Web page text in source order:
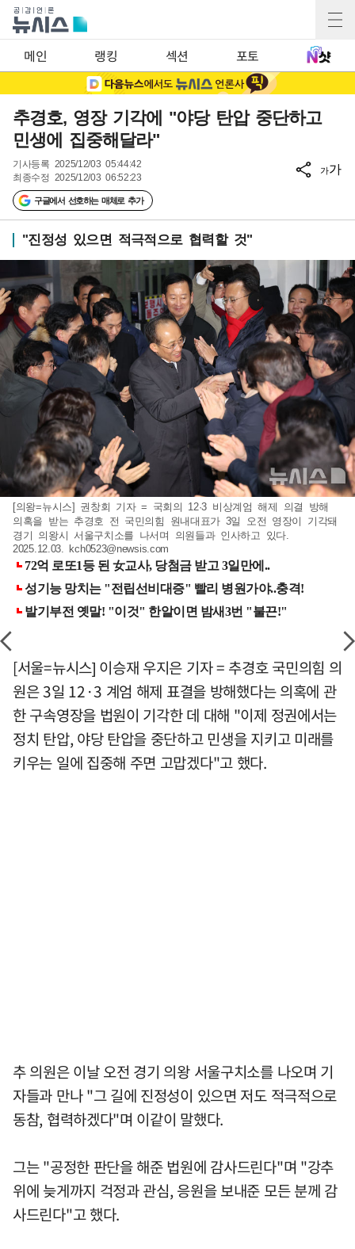
메인 랭킹 섹션 포토
추경호, 영장 기각에 "야당 탄압 중단하고
민생에 집중해달라"
기사등록 2025/12/03 05:44:42
최종수정 2025/12/03 06:52:23
구글에서 선호하는 매체로 추가
가가
"진정성 있으면 적극적으로 협력할 것"
[의왕=뉴시스] 권창회 기자 = 국회의 12·3 비상계엄 해제 의결 방해
의혹을 받는 추경호 전 국민의힘 원내대표가 3일 오전 영장이 기각돼
경기 의왕시 서울구치소를 나서며 의원들과 인사하고 있다.
2025.12.03. kch0523@newsis.com
[서울=뉴시스] 이승재 우지은 기자 = 추경호 국민의힘 의
원은 3일 12·3 계엄 해제 표결을 방해했다는 의혹에 관
한 구속영장을 법원이 기각한 데 대해 "이제 정권에서는
정치 탄압, 야당 탄압을 중단하고 민생을 지키고 미래를
키우는 일에 집중해 주면 고맙겠다"고 했다.
추 의원은 이날 오전 경기 의왕 서울구치소를 나오며 기
자들과 만나 "그 길에 진정성이 있으면 저도 적극적으로
동참, 협력하겠다"며 이같이 말했다.
그는 "공정한 판단을 해준 법원에 감사드린다"며 "강추
위에 늦게까지 걱정과 관심, 응원을 보내준 모든 분께 감
사드린다"고 했다.